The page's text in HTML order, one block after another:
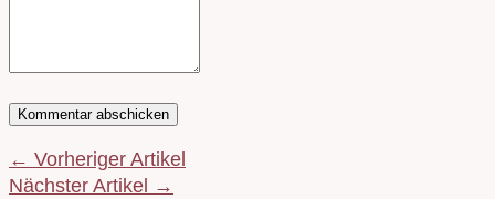
← Vorheriger Artikel
Nächster Artikel →